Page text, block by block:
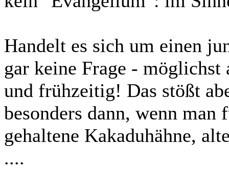
Handelt es sich um einen
gar keine Frage -
und frühzeitig! Das stößt
besonders dann, wenn
gehaltene Kakaduhähne,
....